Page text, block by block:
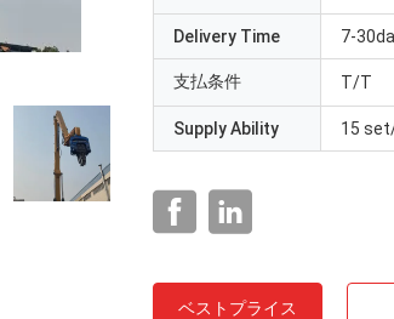
Delivery Time 7-
支払条件 T/T
Supply Ability 15
ベストプライス